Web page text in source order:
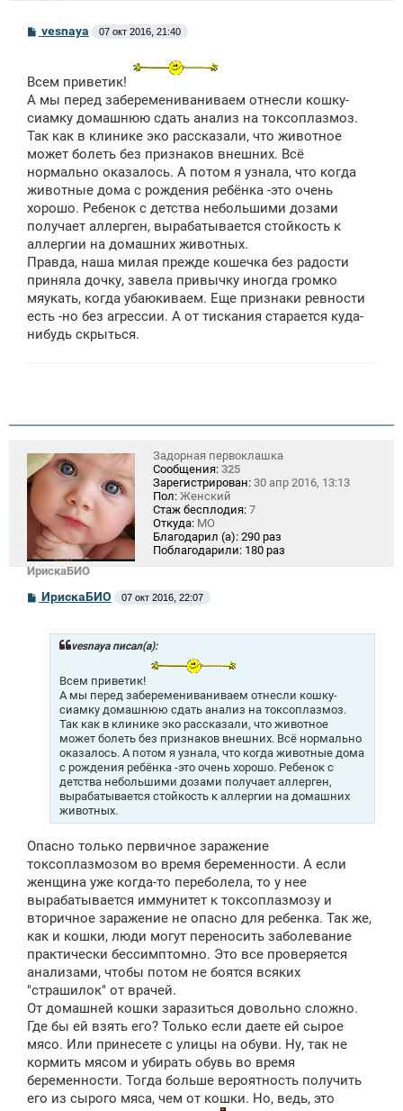
С
щ
н
и
vesnaya 07 окт 2016, 21:40
Всем приветик!
А мы перед заберемениваниваем отнесли кошку-
сиамку домашнюю сдать анализ на токсоплазмоз.
Так как в клинике эко рассказали, что животное
может болеть без признаков внешних. Всё
нормально оказалось. А потом я узнала, что когда
животные дома с рождения ребёнка -это очень
хорошо. Ребенок с детства небольшими дозами
получает аллерген, вырабатывается стойкость к
аллергии на домашних животных.
Правда, наша милая прежде кошечка без радости
приняла дочку, завела привычку иногда громко
мяукать, когда убаюкиваем. Еще признаки ревности
есть -но без агрессии. А от тискания старается куда-
нибудь скрыться.
ИрискаБИО
Задорная первоклашка
Сообщения: 325
Зарегистрирован: 30 апр 2016, 13:13
Пол: Женский
Стаж бесплодия: 7
Откуда: МО
Благодарил (а): 290 раз
Поблагодарили: 180 раз
С
о
ИрискаБИО 07 окт 2016, 22:07
vesnaya писал(а):
Всем приветик!
А мы перед заберемениваниваем отнесли кошку-
сиамку домашнюю сдать анализ на токсоплазмоз.
Так как в клинике эко рассказали, что животное
может болеть без признаков внешних. Всё нормально
оказалось. А потом я узнала, что когда животные дома
с рождения ребёнка -это очень хорошо. Ребенок с
детства небольшими дозами получает аллерген,
вырабатывается стойкость к аллергии на домашних
животных.
Опасно только первичное заражение
токсоплазмозом во время беременности. А если
женщина уже когда-то переболела, то у нее
вырабатывается иммунитет к токсоплазмозу и
вторичное заражение не опасно для ребенка. Так же,
как и кошки, люди могут переносить заболевание
практически бессимптомно. Это все проверяется
анализами, чтобы потом не боятся всяких
"страшилок" от врачей.
От домашней кошки заразиться довольно сложно.
Где бы ей взять его? Только если даете ей сырое
мясо. Или принесете с улицы на обуви. Ну, так не
кормить мясом и убирать обувь во время
беременности. Тогда больше вероятность получить
его из сырого мяса, чем от кошки. Но, ведь, это